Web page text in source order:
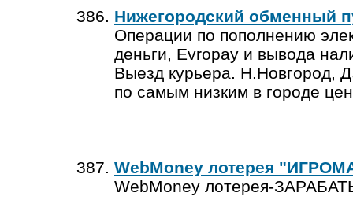
Нижегородский обменный
Операции по пополнению
деньги, Evropay и вывода
Выезд курьера. Н.Новгород,
по самым низким в городе
WebMoney лотерея
WebMoney лотерея-